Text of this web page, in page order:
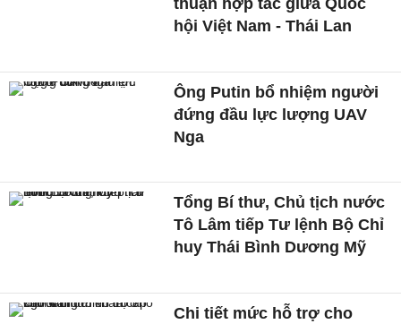
thuận hợp tác giữa Quốc
hội Việt Nam - Thái Lan
Ông Putin bổ nhiệm người
đứng đầu lực lượng UAV
Nga
Tổng Bí thư, Chủ tịch nước
Tô Lâm tiếp Tư lệnh Bộ Chỉ
huy Thái Bình Dương Mỹ
Chi tiết mức hỗ trợ cho